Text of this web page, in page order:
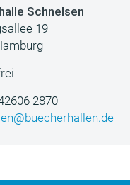
Schnelsen
19
2870